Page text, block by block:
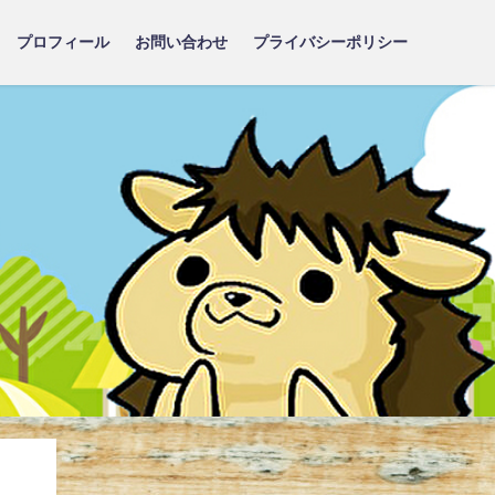
プロフィール お問い合わせ プライバシーポリシー